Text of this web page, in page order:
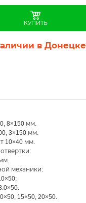
КУПИТЬ
в Донецке
8×150 мм.
3×150 мм.
10×40 мм.
механики:
15×50, 20×50.